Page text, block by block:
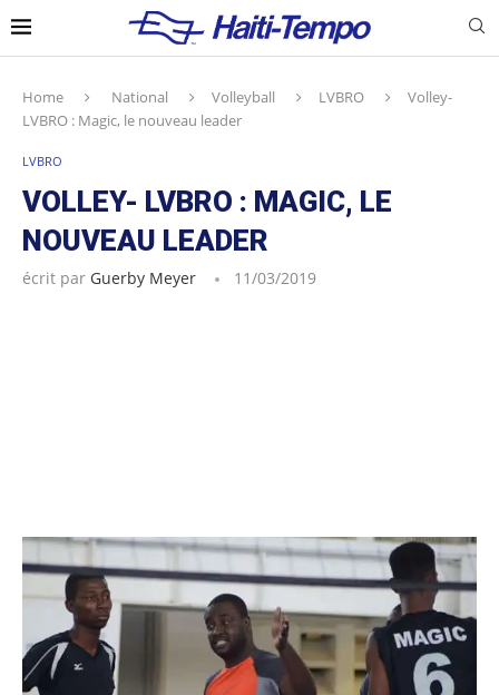
Home National Volleyball LVBRO
Volley-
LVBRO : Magic, le nouveau leader
LVBRO
VOLLEY- LVBRO : MAGIC, LE
NOUVEAU LEADER
écrit par Guerby Meyer 11/03/2019